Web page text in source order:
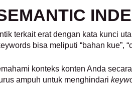
terkait erat dengan kata kunci
bisa meliputi “bahan kue”,
konteks konten Anda
ampuh untuk menghindari